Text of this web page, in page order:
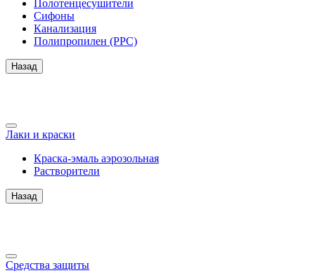
Полотенцесушители
Сифоны
Канализация
Полипропилен (PPC)
Назад
Лаки и краски
Краска-эмаль аэрозольная
Растворители
Назад
Средства защиты